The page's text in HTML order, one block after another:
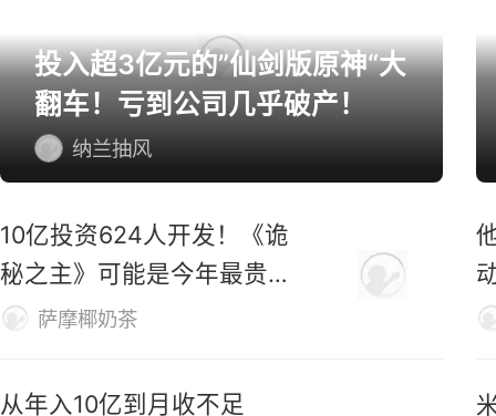
投入超3亿元的”仙剑版原神“大
翻车！亏到公司几乎破产！
纳兰抽风
10亿投资624人开发！《诡
秘之主》可能是今年最贵的
MMO萨摩椰奶茶
从年入10亿到月收不足